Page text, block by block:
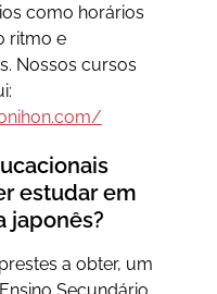
como horários
ritmo e
Nossos cursos
estudar em
japonês?
a obter, um
Secundário